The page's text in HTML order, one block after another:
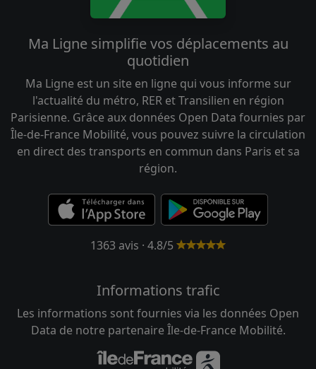
Ma Ligne simplifie vos déplacements au
quotidien
Ma Ligne est un site en ligne qui vous informe sur
l'actualité du métro, RER et Transilien en région
Parisienne. Grâce aux données Open Data fournies par
Île-de-France Mobilité, vous pouvez suivre la circulation
en direct des transports en commun dans Paris et sa
région.
1363 avis · 4.8/5
Informations trafic
Les informations sont fournies via les données Open
Data de notre partenaire Île-de-France Mobilité.